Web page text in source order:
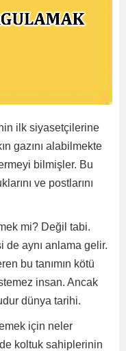
ilk siyasetçilerine
gazını alabilmekte
bilmişler. Bu
ve postlarını
mi? Değil tabi.
de aynı anlama gelir.
bu tanımın kötü
insan. Ancak
dünya tarihi.
için neler
koltuk sahiplerinin